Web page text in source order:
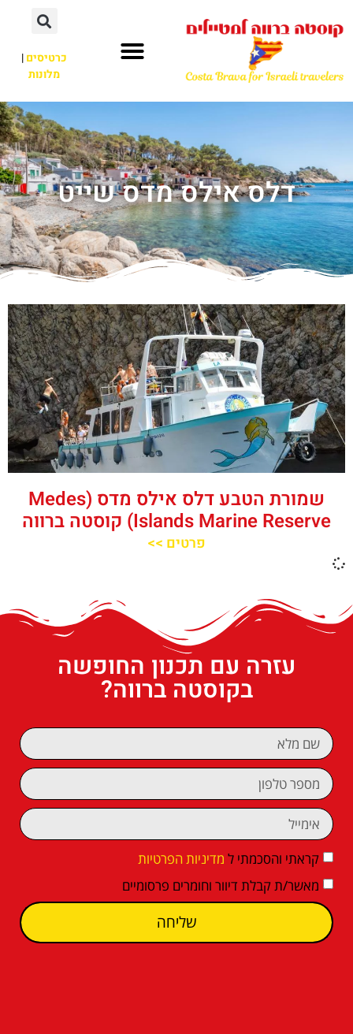
כרטיסים|
מלונות
דלס אילס מדס שייט
שמורת הטבע דלס אילס מדס (Medes
Islands Marine Reserve) קוסטה ברווה
פרטים >>
עזרה עם תכנון החופשה
בקוסטה ברווה?
קראתי והסכמתי ל מדיניות הפרטיות
מאשר/ת קבלת דיוור וחומרים פרסומיים
שליחה